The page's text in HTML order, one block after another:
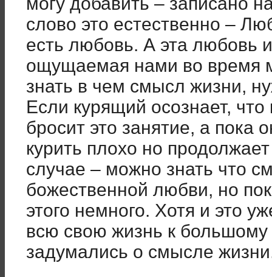
слово это естественно –
есть любовь. А эта любовь
ощущаемая нами во время
знать в чем смысл жизни,
Если курящий осознает,
бросит это занятие, а пока
курить плохо но
случае – можно знать что
божественной любви, но
этого немного. Хотя и это
всю свою жизнь к
задумались о смысле